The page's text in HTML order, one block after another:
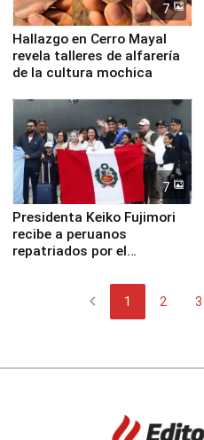
7
Hallazgo en Cerro Mayal
revela talleres de alfarería
de la cultura mochica
7
Presidenta Keiko Fujimori
recibe a peruanos
repatriados por el
chevron_left 1 2 3